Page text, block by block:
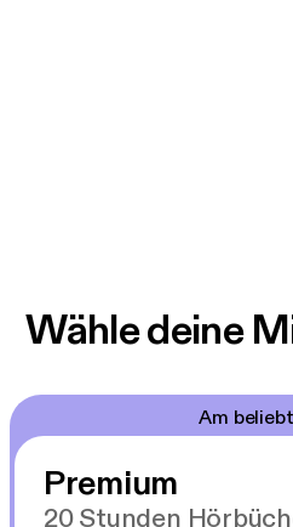
Wähle deine
Am
Premium
20 Stunden